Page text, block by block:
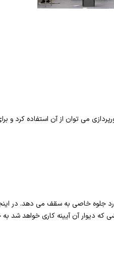
می توان از آن استفاده کرد و
جلوه خاصی به سقف می دهد. در
که دیوار آن آیینه کاری خواهد شد